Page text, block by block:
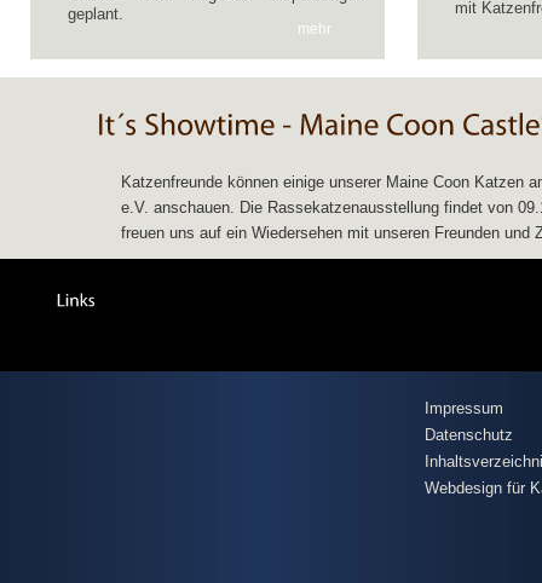
geplant.
mehr
mit
Katzenfreunde können einige unserer Maine Coon Katzen
e.V. anschauen. Die Rassekatzenausstellung findet von
freuen uns auf ein Wiedersehen mit unseren Freunden
Impressum
Datenschutz
Webdesign für